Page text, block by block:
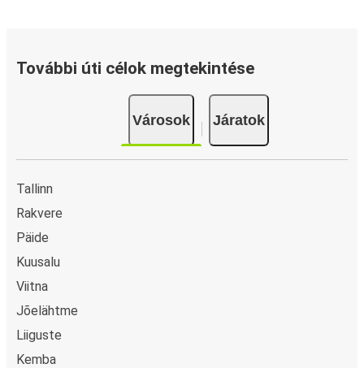
választhatsz, mint például hitelkártya, Paypal, Google és
Apple Pay. Arra is lehetőség van, hogy a fedélzeten vagy
egy értékesítési ponton készpénzzel fizess.
További úti célok megtekintése
Városok Járatok
Tallinn
Rakvere
Päide
Kuusalu
Viitna
Jõelähtme
Liiguste
Kemba